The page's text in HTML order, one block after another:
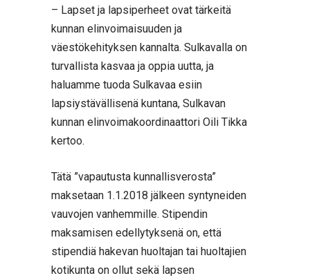
– Lapset ja lapsiperheet ovat tärkeitä
kunnan elinvoimaisuuden ja
väestökehityksen kannalta. Sulkavalla on
turvallista kasvaa ja oppia uutta, ja
haluamme tuoda Sulkavaa esiin
lapsiystävällisenä kuntana, Sulkavan
kunnan elinvoimakoordinaattori Oili Tikka
kertoo.
Tätä ”vapautusta kunnallisverosta”
maksetaan 1.1.2018 jälkeen syntyneiden
vauvojen vanhemmille. Stipendin
maksamisen edellytyksenä on, että
stipendiä hakevan huoltajan tai huoltajien
kotikunta on ollut sekä lapsen